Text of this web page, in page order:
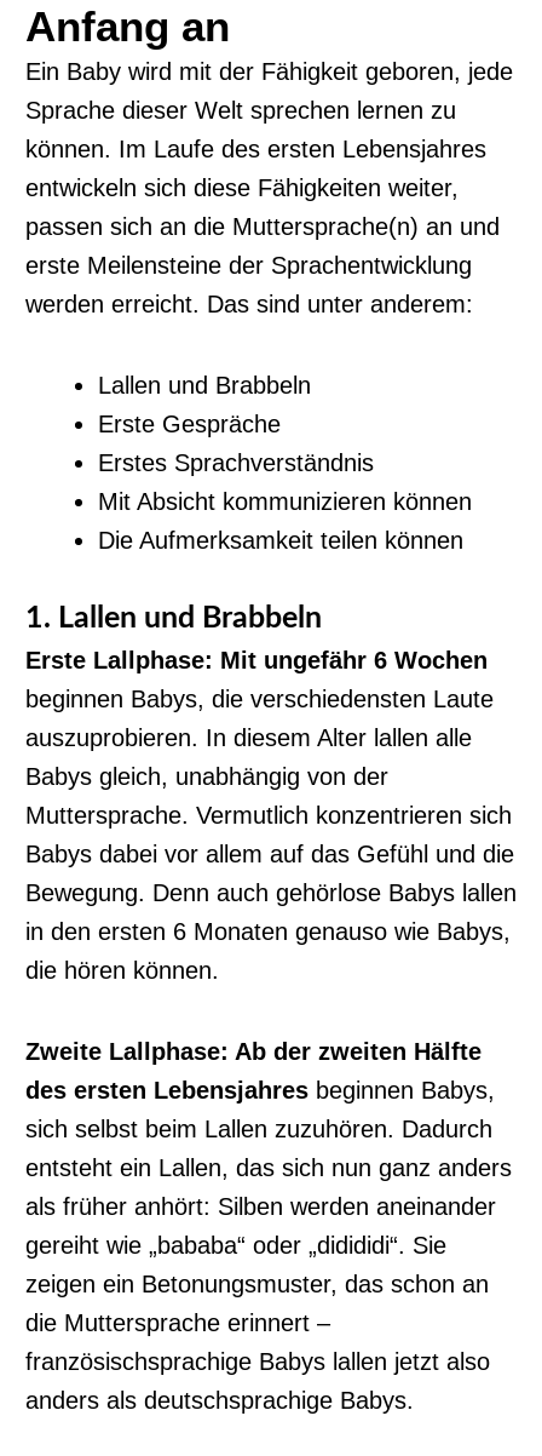
Anfang an
Ein Baby wird mit der Fähigkeit geboren, jede
Sprache dieser Welt sprechen lernen zu
können. Im Laufe des ersten Lebensjahres
entwickeln sich diese Fähigkeiten weiter,
passen sich an die Muttersprache(n) an und
erste Meilensteine der Sprachentwicklung
werden erreicht. Das sind unter anderem:
Lallen und Brabbeln
Erste Gespräche
Erstes Sprachverständnis
Mit Absicht kommunizieren können
Die Aufmerksamkeit teilen können
1. Lallen und Brabbeln
Erste Lallphase: Mit ungefähr 6 Wochen
beginnen Babys, die verschiedensten Laute
auszuprobieren. In diesem Alter lallen alle
Babys gleich, unabhängig von der
Muttersprache. Vermutlich konzentrieren sich
Babys dabei vor allem auf das Gefühl und die
Bewegung. Denn auch gehörlose Babys lallen
in den ersten 6 Monaten genauso wie Babys,
die hören können.
Zweite Lallphase: Ab der zweiten Hälfte
des ersten Lebensjahresbeginnen Babys,
sich selbst beim Lallen zuzuhören. Dadurch
entsteht ein Lallen, das sich nun ganz anders
als früher anhört: Silben werden aneinander
gereiht wie „bababa“ oder „didididi“. Sie
zeigen ein Betonungsmuster, das schon an
die Muttersprache erinnert –
französischsprachige Babys lallen jetzt also
anders als deutschsprachige Babys.